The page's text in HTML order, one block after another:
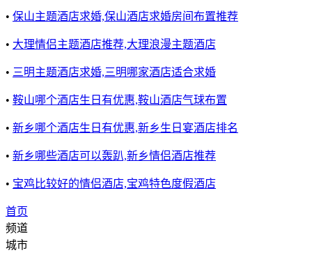
• 保山主题酒店求婚,保山酒店求婚房间布置推荐
• 大理情侣主题酒店推荐,大理浪漫主题酒店
• 三明主题酒店求婚,三明哪家酒店适合求婚
• 鞍山哪个酒店生日有优惠,鞍山酒店气球布置
• 新乡哪个酒店生日有优惠,新乡生日宴酒店排名
• 新乡哪些酒店可以轰趴,新乡情侣酒店推荐
• 宝鸡比较好的情侣酒店,宝鸡特色度假酒店
首页
频道
城市